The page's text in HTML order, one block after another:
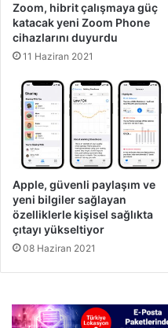
Zoom, hibrit çalışmaya güç
katacak yeni Zoom Phone
cihazlarını duyurdu
11 Haziran 2021
Apple, güvenli paylaşım ve
yeni bilgiler sağlayan
özelliklerle kişisel sağlıkta
çıtayı yükseltiyor
08 Haziran 2021